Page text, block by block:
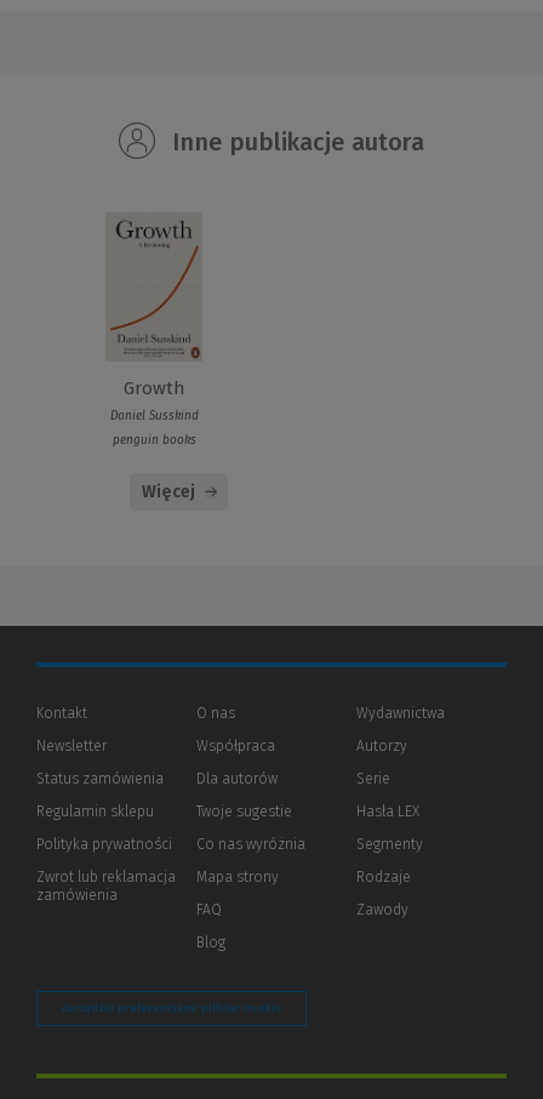
Inne publikacje autora
Growth
Daniel Susskind
penguin books
Więcej
Kontakt
Newsletter
Status zamówienia
Regulamin sklepu
Polityka prywatności (Nowe
(Link
innej
Zwrot lub reklamacja
zamówienia
O nas
Współpraca
Dla autorów(Nowe
(Link
innej
strony)
Twoje sugestie
Co nas wyróżnia
Mapa strony
FAQ
Blog
Wydawnictwa
Autorzy
Serie
Hasła LEX
Segmenty
Rodzaje
Zawody
Zarządzaj preferencjami plików cookie